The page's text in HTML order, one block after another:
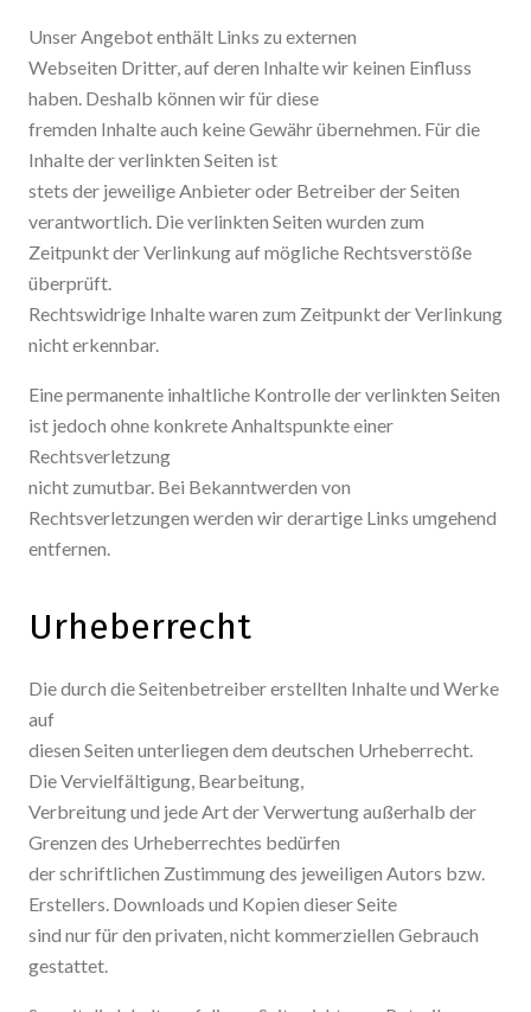
Unser Angebot enthält Links zu externen
Webseiten Dritter, auf deren Inhalte wir keinen Einfluss
haben. Deshalb können wir für diese
fremden Inhalte auch keine Gewähr übernehmen. Für die
Inhalte der verlinkten Seiten ist
stets der jeweilige Anbieter oder Betreiber der Seiten
verantwortlich. Die verlinkten Seiten wurden zum
Zeitpunkt der Verlinkung auf mögliche Rechtsverstöße
überprüft.
Rechtswidrige Inhalte waren zum Zeitpunkt der Verlinkung
nicht erkennbar.
Eine permanente inhaltliche Kontrolle der verlinkten Seiten
ist jedoch ohne konkrete Anhaltspunkte einer
Rechtsverletzung
nicht zumutbar. Bei Bekanntwerden von
Rechtsverletzungen werden wir derartige Links umgehend
entfernen.
Urheberrecht
Die durch die Seitenbetreiber erstellten Inhalte und Werke
auf
diesen Seiten unterliegen dem deutschen Urheberrecht.
Die Vervielfältigung, Bearbeitung,
Verbreitung und jede Art der Verwertung außerhalb der
Grenzen des Urheberrechtes bedürfen
der schriftlichen Zustimmung des jeweiligen Autors bzw.
Erstellers. Downloads und Kopien dieser Seite
sind nur für den privaten, nicht kommerziellen Gebrauch
gestattet.